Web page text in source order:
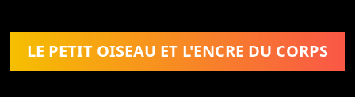
LE PETIT OISEAU ET L'ENCRE DU CORPS